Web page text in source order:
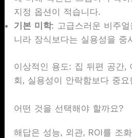
지정 옵션이 적습니다.
기본 미학: 고급스러운 비주
니라 장식보다는 실용성을 중
이상적인 용도: 집 뒤편 공간,
회, 실용성이 안락함보다 중요
어떤 것을 선택해야 할까요?
해답은 성능, 외관, ROI를 조